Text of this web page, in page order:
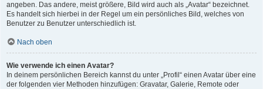
angeben. Das andere, meist größere, Bild wird auch als „Avatar“ bezeichnet.
Es handelt sich hierbei in der Regel um ein persönliches Bild, welches von
Benutzer zu Benutzer unterschiedlich ist.
Nach oben
Wie verwende ich einen Avatar?
In deinem persönlichen Bereich kannst du unter „Profil“ einen Avatar über eine
der folgenden vier Methoden hinzufügen: Gravatar, Galerie, Remote oder